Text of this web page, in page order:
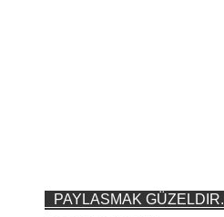
PAYLASMAK GÜZELDIR.